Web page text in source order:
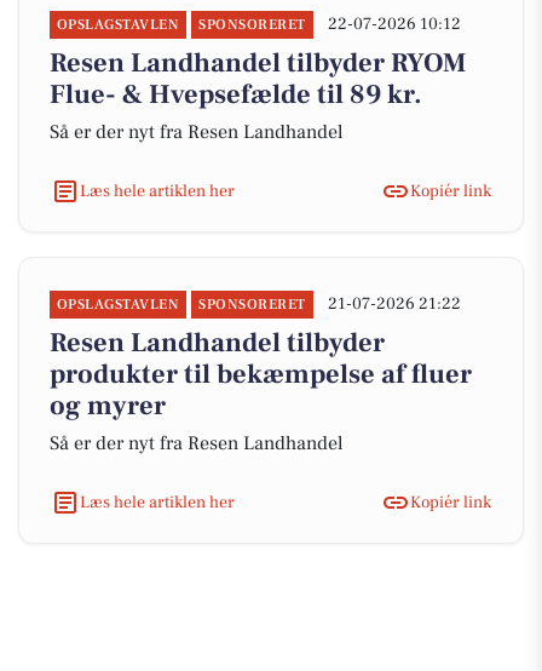
OPSLAGSTAVLEN SPONSORERET 22-07-2026 10:12
Resen Landhandel tilbyder RYOM
Flue- & Hvepsefælde til 89 kr.
Så er der nyt fra Resen Landhandel
Læs hele artiklen her Kopiér link
OPSLAGSTAVLEN SPONSORERET 21-07-2026 21:22
Resen Landhandel tilbyder
produkter til bekæmpelse af fluer
og myrer
Så er der nyt fra Resen Landhandel
Læs hele artiklen her Kopiér link